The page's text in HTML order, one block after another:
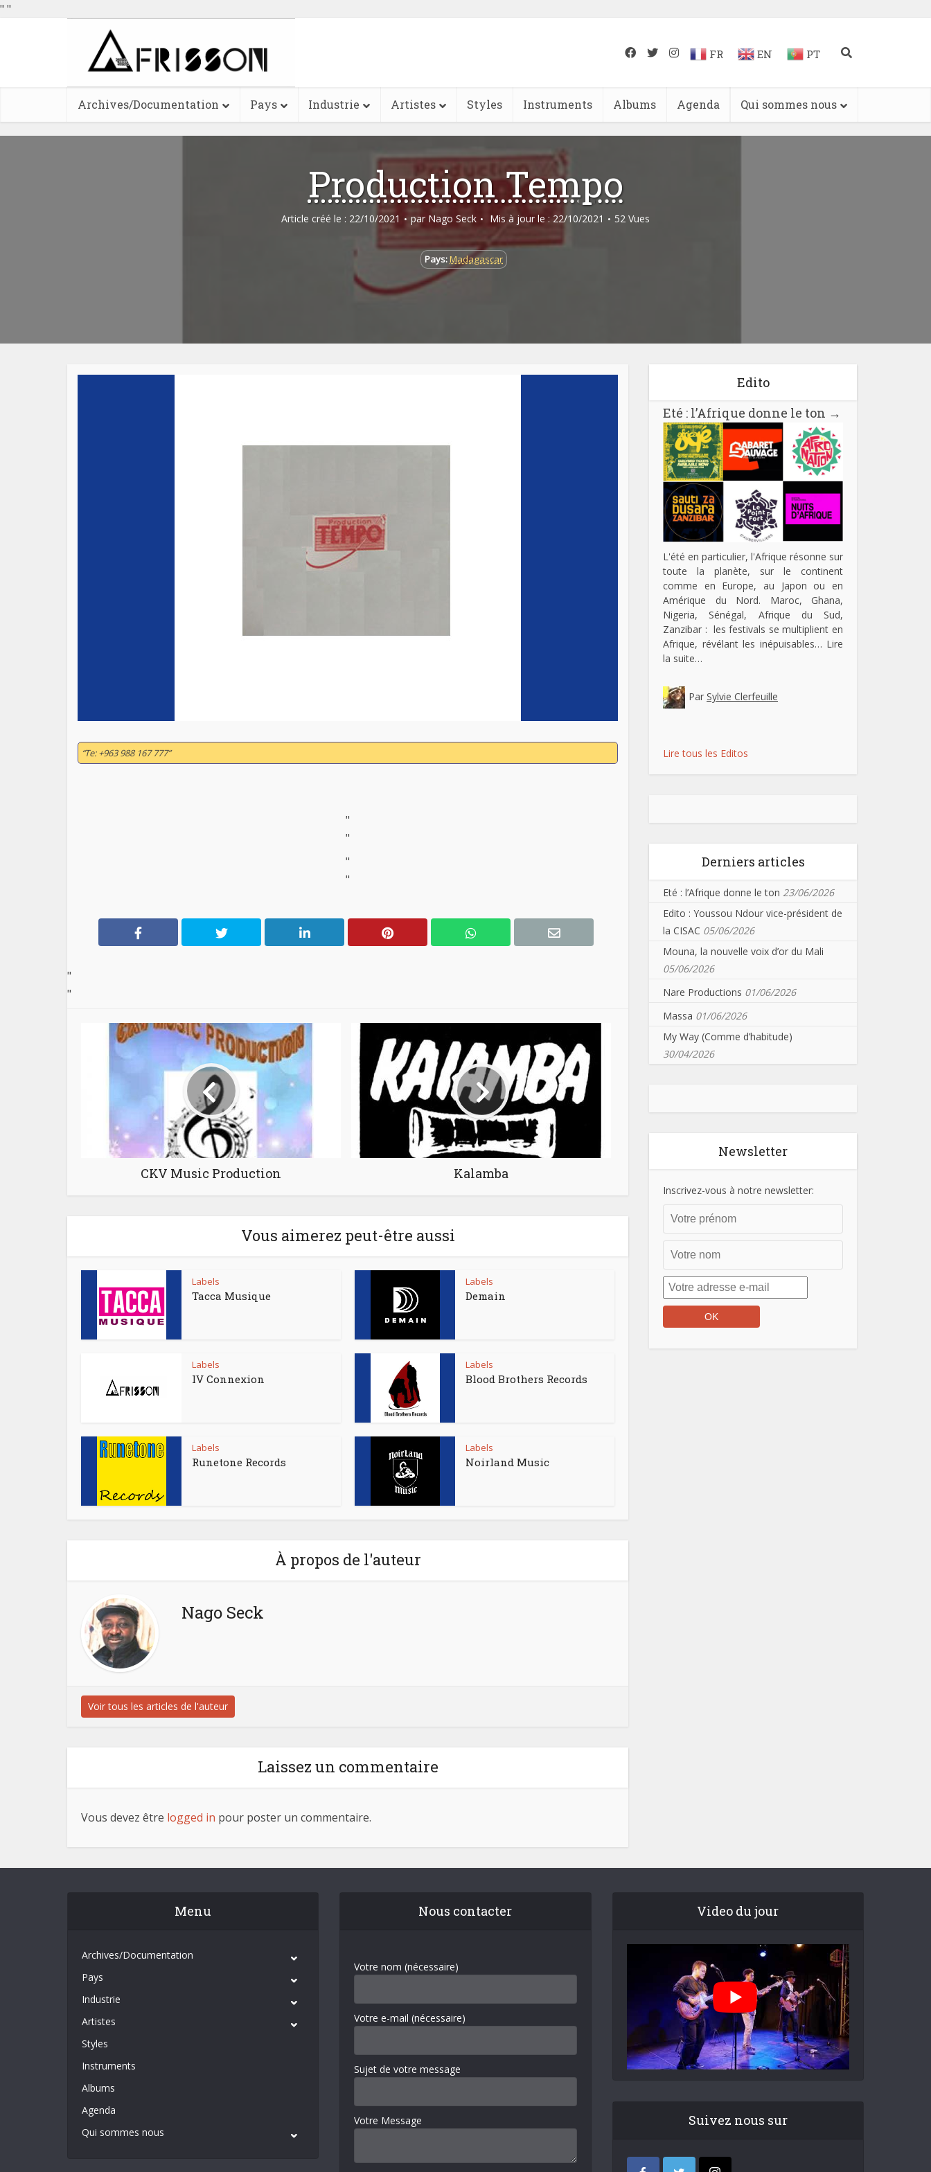
" "
FR EN PT
Archives/Documentation Pays Industrie Artistes Styles Instruments Albums Agenda Qui sommes nous
Production Tempo
Article créé le : 22/10/2021 par Nago Seck Mis à jour le : 22/10/2021 52 Vues
Pays:Madagascar
“Te: +963 988 167 777”
"
"
"
"
"
"
CKV Music Production Kalamba
Vous aimerez peut-être aussi
Labels
Tacca Musique
Labels
Demain
Labels
IV Connexion
Labels
Blood Brothers Records
Labels
Runetone Records
Labels
Noirland Music
À propos de l'auteur
Nago Seck
Voir tous les articles de l'auteur
Laissez un commentaire
Vous devez être logged in pour poster un commentaire.
Edito
Eté : l’Afrique donne le ton →
L'été en particulier, l'Afrique résonne sur
toute la planète, sur le continent
comme en Europe, au Japon ou en
Amérique du Nord. Maroc, Ghana,
Nigeria, Sénégal, Afrique du Sud,
Zanzibar : les festivals se multiplient en
Afrique, révélant les inépuisables… Lire
la suite…
Par Sylvie Clerfeuille
Lire tous les Editos
Derniers articles
Eté : l’Afrique donne le ton 23/06/2026
Edito : Youssou Ndour vice-président de
la CISAC 05/06/2026
Mouna, la nouvelle voix d’or du Mali
05/06/2026
Nare Productions 01/06/2026
Massa 01/06/2026
My Way (Comme d’habitude)
30/04/2026
Newsletter
Inscrivez-vous à notre newsletter:
Menu
Archives/Documentation
Pays
Industrie
Artistes
Styles
Instruments
Albums
Agenda
Qui sommes nous
Nous contacter
Votre nom (nécessaire)
Votre e-mail (nécessaire)
Sujet de votre message
Votre Message
Video du jour
Suivez nous sur